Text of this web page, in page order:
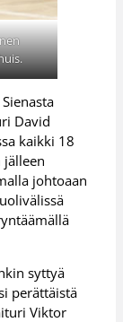
David
kaikki 18
johtoaan
syttyä
perättäistä
Viktor